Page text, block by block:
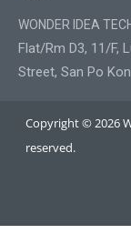
WONDER IDEA
Flat/Rm D3, 11/F,
Street, San Po
Copyright © 2026
reserved.